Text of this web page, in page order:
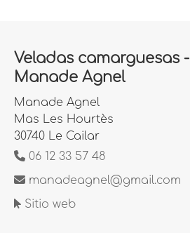
Veladas camarguesas -
Manade Agnel
Manade Agnel
Mas Les Hourtès
30740 Le Cailar
06 12 33 57 48
manadeagnel@gmail.com
Sitio web